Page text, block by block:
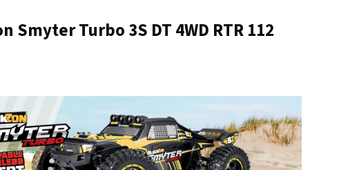
Smyter Turbo 3S DT 4WD RTR 112